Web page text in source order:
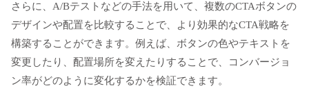
さらに、A/Bテストなどの手法を用いて、複数のCTAボタンの
デザインや配置を比較することで、より効果的なCTA戦略を
構築することができます。例えば、ボタンの色やテキストを
変更したり、配置場所を変えたりすることで、コンバージョ
ン率がどのように変化するかを検証できます。